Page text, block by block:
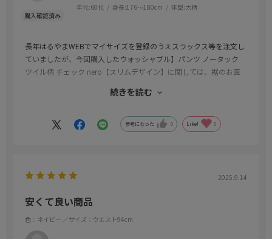
年代:60代 身長:176～180cm 体型:大柄
長年はるやまWEBでマイサイズを登録のうえスラックス等を注文し
ていましたが、今回購入したウォッシャブル】パンツ ノータック
ツイル柄 チェック nero【スリムデザイン】に関しては、裾のお直
２重になっていました。過去の注文ではそんな事が無かったので、
続きを読む
参考になった 0 Like! 0
2025.9.14
安くて良い商品
色：ネイビー ／サイズ：ウエスト94cm